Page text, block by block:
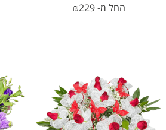
החל מ- ₪229